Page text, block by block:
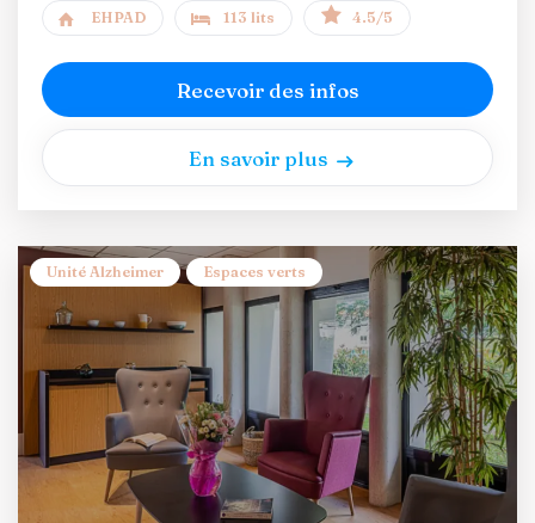
EHPAD 113 lits 4.5/5
Recevoir des infos
En savoir plus
Unité Alzheimer Espaces verts